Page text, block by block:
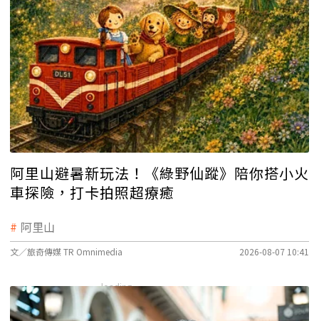
阿里山避暑新玩法！《綠野仙蹤》陪你搭小火
車探險，打卡拍照超療癒
阿里山
文／旅奇傳媒 TR Omnimedia 2026-08-07 10:41